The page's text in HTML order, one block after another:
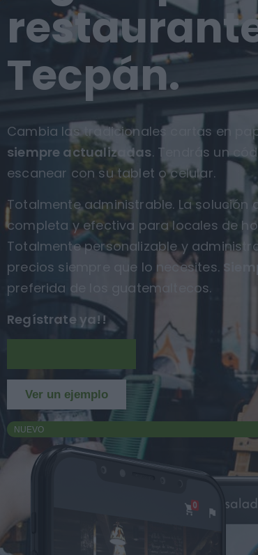
Tecpán.
Cambia las tradicionales cartas en
siempre actualizadas. Tendrás un
escanear con su tablet o celular.
Totalmente administrable. La solución
completa y efectiva para locales de
Totalmente personalizable y
precios siempre que lo necesites.
preferida de los guatemaltecos.
Regístrate ya!!
Ver un ejemplo
NUEVO